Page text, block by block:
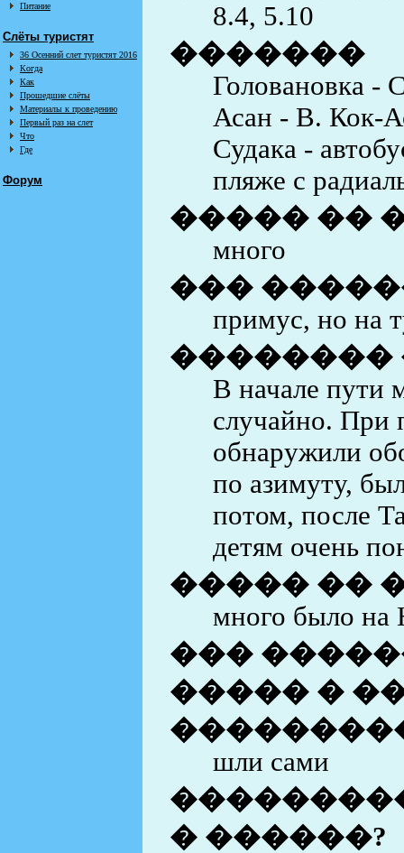
Питание
Слёты туристят
36 Осенний слет туристят 2016
Когда
Как
Прошедшие слёты
Материалы к проведению
Первый раз на слет
Что
Где
Форум
8.4, 5.10
�������
Головановка -
Асан - В. Кок-
Судака -
пляже с
����� ��
много
���
примус, но на
��������
В начале пути
случайно. При
обнаружили
по азимуту,
потом, после
детям очень
����� ��
много было на
���
����� �
шли сами
� ������?